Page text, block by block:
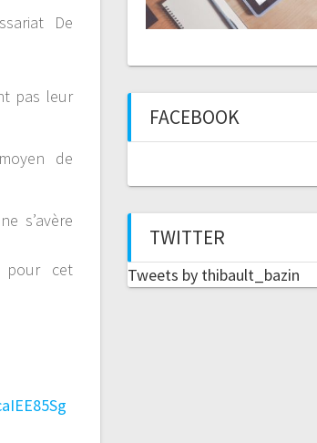
De
pas leur
de
s’avère
pour cet
FACEBOOK
TWITTER
Tweets by thibault_bazin